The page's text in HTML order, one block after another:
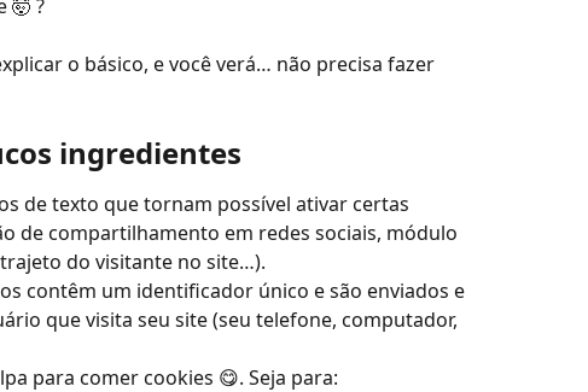
🤯 ?
o básico, e você verá… não precisa fazer
ingredientes
de texto que tornam possível ativar certas
de compartilhamento em redes sociais, módulo
do visitante no site…).
contêm um identificador único e são enviados e
que visita seu site (seu telefone, computador,
para comer cookies 😋. Seja para: